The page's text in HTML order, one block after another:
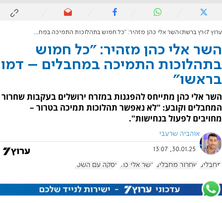
ערוץ 7 רץ ברשת השר אלי כהן מזהיר: "כל חמוש בתהלוכות התמיכה במחבלים – דמו בראשו"
השר אלי כהן מזהיר: "כל חמוש
בתהלוכות התמיכה במחבלים – דמו
בראשו"
השר אלי כהן מתייחס להפגנות במזרח ירושלים בעקבות שחרור
המחבלים וקובע: "לא נאפשר תהלוכות תמיכה בטרור –
מחויבים לפעול בנחישות".
אוהביה שרעבי
30.01.25, 13:07
מחבלים שחרור מחבלים השר אלי כהן עסקה עם השטן